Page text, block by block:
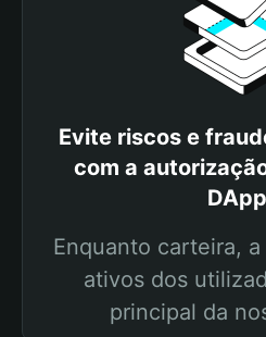
Evite riscos e
com a
Enquanto carteira,
ativos dos
principal da